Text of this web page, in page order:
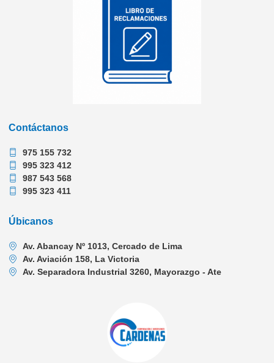
Contáctanos
975 155 732
995 323 412
987 543 568
995 323 411
Úbicanos
Av. Abancay Nº 1013, Cercado de Lima
Av. Aviación 158, La Victoria
Av. Separadora Industrial 3260, Mayorazgo - Ate